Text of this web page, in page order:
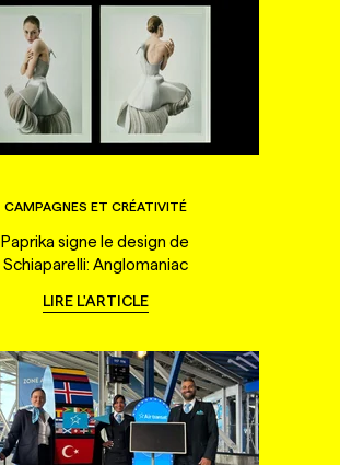
CAMPAGNES ET CRÉATIVITÉ
Paprika signe le design de
Schiaparelli: Anglomaniac
LIRE L'ARTICLE